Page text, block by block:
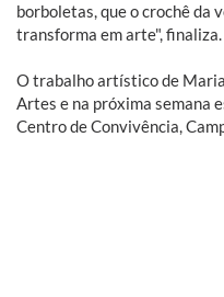
borboletas, que o crochê da
transforma em arte", finaliza.
O trabalho artístico de
Artes e na próxima semana
Centro de Convivência,